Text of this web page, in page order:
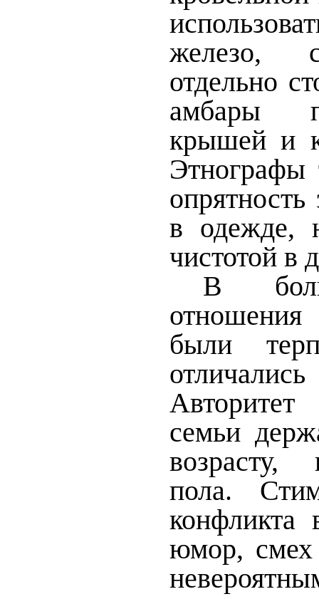
железо,
отдельно
амбары
крышей и
Этнографы
опрятность
в одежде,
чистотой в
В
были
Авторитет
семьи
возрасту,
пола.
конфликта
юмор, смех